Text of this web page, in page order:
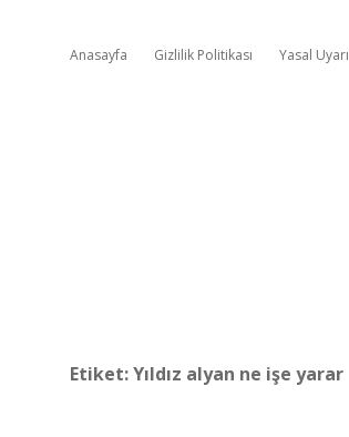
Anasayfa Gizlilik Politikası Yasal Uyarı
Etiket:Yıldız alyan ne işe yarar